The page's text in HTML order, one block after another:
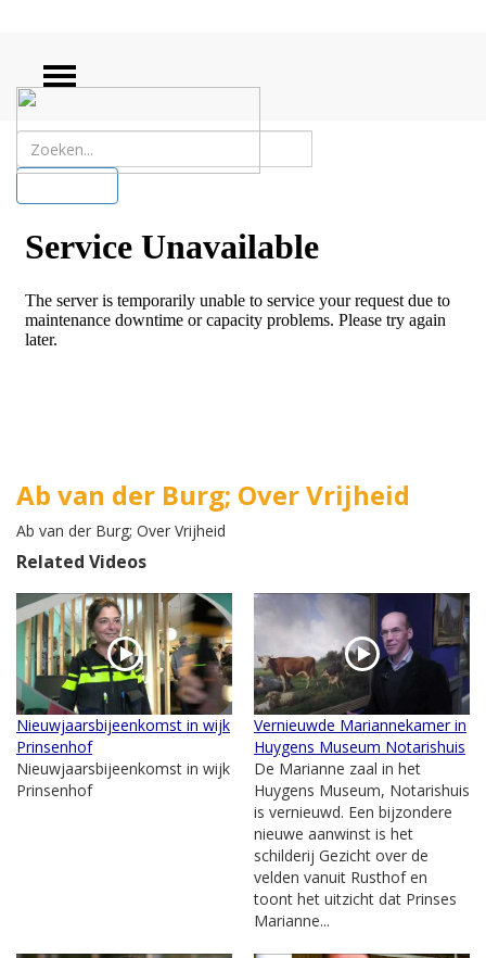
Ab van der Burg; Over Vrijheid
Ab van der Burg; Over Vrijheid
Related Videos
Nieuwjaarsbijeenkomst in wijk
Prinsenhof
Nieuwjaarsbijeenkomst in wijk
Prinsenhof
Vernieuwde Mariannekamer in
Huygens Museum Notarishuis
De Marianne zaal in het
Huygens Museum, Notarishuis
is vernieuwd. Een bijzondere
nieuwe aanwinst is het
schilderij Gezicht over de
velden vanuit Rusthof en
toont het uitzicht dat Prinses
Marianne...